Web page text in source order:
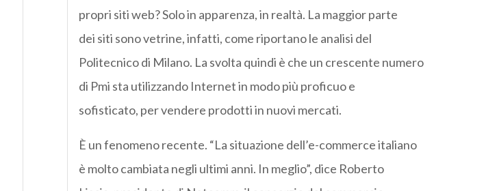
propri siti web? Solo in apparenza, in realtà. La maggior parte
dei siti sono vetrine, infatti, come riportano le analisi del
Politecnico di Milano. La svolta quindi è che un crescente numero
di Pmi sta utilizzando Internet in modo più proficuo e
sofisticato, per vendere prodotti in nuovi mercati.
È un fenomeno recente. “La situazione dell’e-commerce italiano
è molto cambiata negli ultimi anni. In meglio”, dice Roberto